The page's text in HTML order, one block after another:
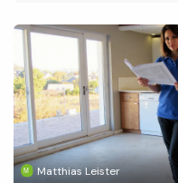
Matthias Leister